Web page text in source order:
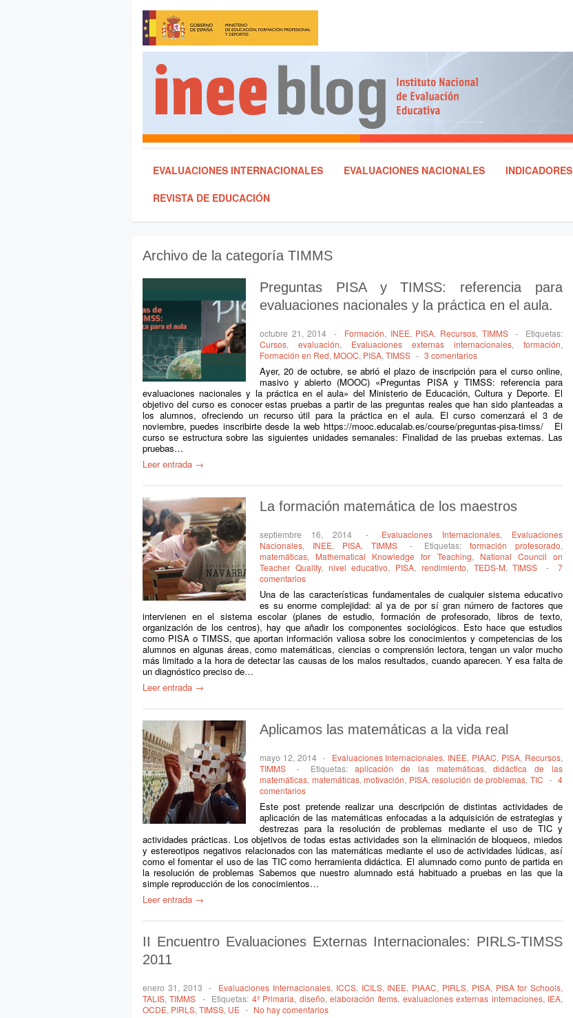
EVALUACIONES INTERNACIONALES EVALUACIONES NACIONALES INDICADORES
REVISTA DE EDUCACIÓN
Archivo de la categoría TIMMS
Preguntas PISA y TIMSS: referencia para
evaluaciones nacionales y la práctica en el aula.
octubre 21, 2014 - Formación, INEE, PISA, Recursos, TIMMS -
Etiquetas:
Cursos, evaluación, Evaluaciones externas internacionales, formación,
Formación en Red, MOOC, PISA, TIMSS - 3 comentarios
Ayer, 20 de octubre, se abrió el plazo de inscripción para el curso online,
masivo y abierto (MOOC) «Preguntas PISA y TIMSS: referencia para
evaluaciones nacionales y la práctica en el aula» del Ministerio de Educación, Cultura y Deporte. El
objetivo del curso es conocer estas pruebas a partir de las preguntas reales que han sido planteadas a
los alumnos, ofreciendo un recurso útil para la práctica en el aula. El curso comenzará el 3 de
noviembre, puedes inscribirte desde la web https://mooc.educalab.es/course/preguntas-pisa-timss/ El
curso se estructura sobre las siguientes unidades semanales: Finalidad de las pruebas externas. Las
pruebas…
Leer entrada →
La formación matemática de los maestros
septiembre 16, 2014 - Evaluaciones Internacionales, Evaluaciones
Nacionales, INEE, PISA,TIMMS - Etiquetas: formación profesorado,
matemáticas, Mathematical Knowledge for Teaching, National Council on
Teacher Quality, nivel educativo, PISA, rendimiento, TEDS-M,TIMSS -
7
comentarios
Una de las características fundamentales de cualquier sistema educativo
es su enorme complejidad: al ya de por sí gran número de factores que
intervienen en el sistema escolar (planes de estudio, formación de profesorado, libros de texto,
organización de los centros), hay que añadir los componentes sociológicos. Esto hace que estudios
como PISA o TIMSS, que aportan información valiosa sobre los conocimientos y competencias de los
alumnos en algunas áreas, como matemáticas, ciencias o comprensión lectora, tengan un valor mucho
más limitado a la hora de detectar las causas de los malos resultados, cuando aparecen. Y esa falta de
un diagnóstico preciso de…
Leer entrada →
Aplicamos las matemáticas a la vida real
mayo 12, 2014 - Evaluaciones Internacionales, INEE, PIAAC, PISA, Recursos,
TIMMS
- Etiquetas:aplicación de las matemáticas,didáctica de las
matemáticas, matemáticas,motivación, PISA,resolución de problemas, TIC - 4
comentarios
Este post pretende realizar una descripción de distintas actividades de
aplicación de las matemáticas enfocadas a la adquisición de estrategias y
destrezas para la resolución de problemas mediante el uso de TIC y
actividades prácticas. Los objetivos de todas estas actividades son la eliminación de bloqueos, miedos
y estereotipos negativos relacionados con las matemáticas mediante el uso de actividades lúdicas, así
como el fomentar el uso de las TIC como herramienta didáctica. El alumnado como punto de partida en
la resolución de problemas Sabemos que nuestro alumnado está habituado a pruebas en las que la
simple reproducción de los conocimientos…
Leer entrada →
II Encuentro Evaluaciones Externas Internacionales: PIRLS-TIMSS
2011
enero 31, 2013 - Evaluaciones Internacionales, ICCS, ICILS, INEE, PIAAC, PIRLS, PISA, PISA for Schools,
TALIS,TIMMS - Etiquetas: 4º Primaria, diseño, elaboración ítems, evaluaciones externas internaciones, IEA,
OCDE, PIRLS, TIMSS, UE - No hay comentarios